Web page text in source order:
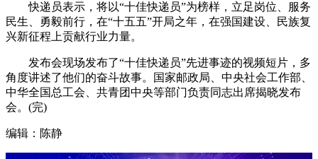
快递员表示，将以“十佳快递员”为榜样，立足岗位、服务
民生、勇毅前行，在“十五五”开局之年，在强国建设、民族复
兴新征程上贡献行业力量。
发布会现场发布了“十佳快递员”先进事迹的视频短片，多
角度讲述了他们的奋斗故事。国家邮政局、中央社会工作部、
中华全国总工会、共青团中央等部门负责同志出席揭晓发布
会。(完)
编辑：陈静